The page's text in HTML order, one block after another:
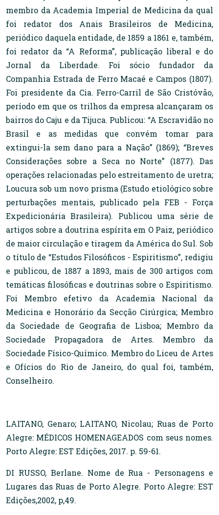
membro da Academia Imperial de Medicina da qual
foi redator dos Anais Brasileiros de Medicina,
periódico daquela entidade, de 1859 a 1861 e, também,
foi redator da “A Reforma”, publicação liberal e do
Jornal da Liberdade. Foi sócio fundador da
Companhia Estrada de Ferro Macaé e Campos (1807).
Foi presidente da Cia. Ferro-Carril de São Cristóvão,
período em que os trilhos da empresa alcançaram os
bairros do Caju e da Tijuca. Publicou: “A Escravidão no
Brasil e as medidas que convém tomar para
extingui-la sem dano para a Nação” (1869); “Breves
Considerações sobre a Seca no Norte” (1877). Das
operações relacionadas pelo estreitamento de uretra;
Loucura sob um novo prisma (Estudo etiológico sobre
perturbações mentais, publicado pela FEB - Força
Expedicionária Brasileira). Publicou uma série de
artigos sobre a doutrina espírita em O Paiz, periódico
de maior circulação e tiragem da América do Sul. Sob
o título de “Estudos Filosóficos - Espiritismo”, redigiu
e publicou, de 1887 a 1893, mais de 300 artigos com
temáticas filosóficas e doutrinas sobre o Espiritismo.
Foi Membro efetivo da Academia Nacional da
Medicina e Honorário da Secção Cirúrgica; Membro
da Sociedade de Geografia de Lisboa; Membro da
Sociedade Propagadora de Artes. Membro da
Sociedade Físico-Químico. Membro do Liceu de Artes
e Ofícios do Rio de Janeiro, do qual foi, também,
Conselheiro.
LAITANO, Genaro; LAITANO, Nicolau; Ruas de Porto
Alegre: MÉDICOS HOMENAGEADOS com seus nomes.
Porto Alegre: EST Edições, 2017. p. 59-61.
DI RUSSO, Berlane. Nome de Rua - Personagens e
Lugares das Ruas de Porto Alegre. Porto Alegre: EST
Edições,2002, p,49.